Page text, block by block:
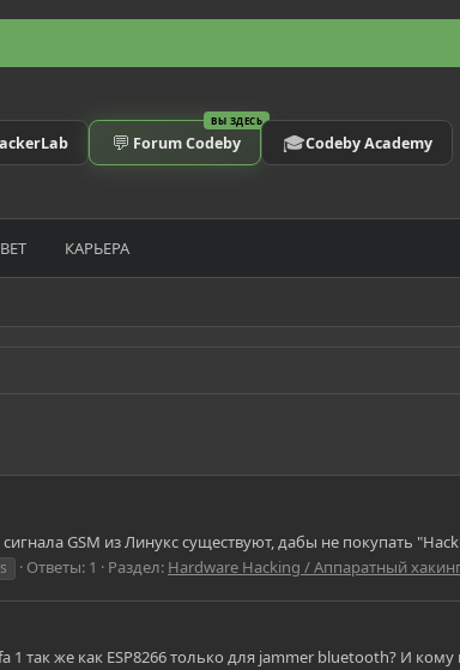
ВЫ ЗДЕСЬ
💬 Forum Codeby 🎓Codeby Academy
КАРЬЕРА
GSM из Линукс существуют, дабы не покупать
Ответы: 1 Раздел: Hardware Hacking / Аппаратный
так же как ESP8266 только для jammer bluetooth? И